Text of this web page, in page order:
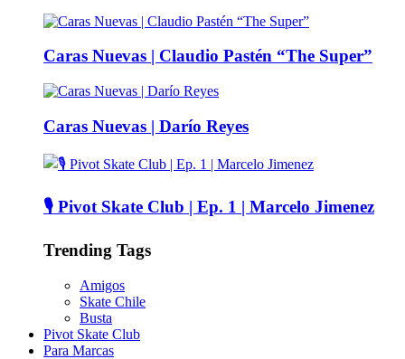
Caras Nuevas | Claudio Pastén “The Super”
Caras Nuevas | Darío Reyes
🎙️ Pivot Skate Club | Ep. 1 | Marcelo Jimenez
Trending Tags
Amigos
Skate Chile
Busta
Pivot Skate Club
Para Marcas